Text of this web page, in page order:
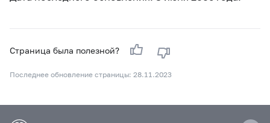
Страница была полезной?
Последнее обновление страницы: 28.11.2023